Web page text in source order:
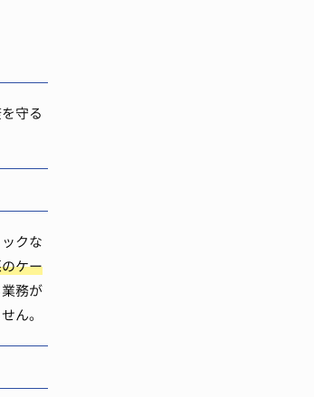
守る
クな
ケー
務が
ん。